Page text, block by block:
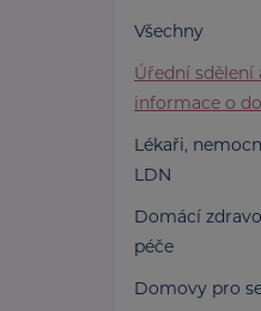
Všechny
Úřední sdělení
informace o
Lékaři,
LDN
Domácí
péče
Domovy pro